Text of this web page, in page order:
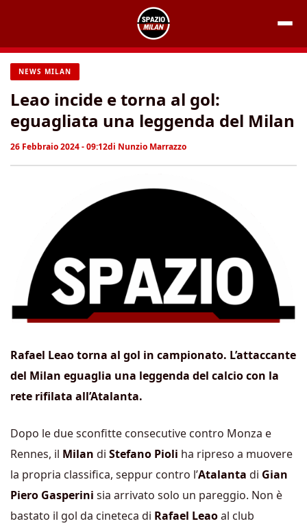
contenuto
NEWS MILAN
Leao incide e torna al gol:
eguagliata una leggenda del Milan
26 Febbraio 2024 - 09:12di Nunzio Marrazzo
Rafael Leao torna al gol in campionato. L’attaccante
del Milan eguaglia una leggenda del calcio con la
rete rifilata all’Atalanta.
Dopo le due sconfitte consecutive contro Monza e
Rennes, il Milan di Stefano Pioli ha ripreso a muovere
la propria classifica, seppur contro l’Atalanta di Gian
Piero Gasperini sia arrivato solo un pareggio. Non è
bastato il gol da cineteca di Rafael Leaoal club